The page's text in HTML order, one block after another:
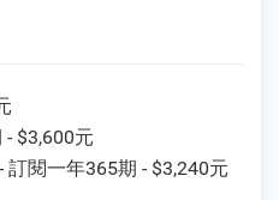
$3,600元
訂閱一年365期 - $3,240元